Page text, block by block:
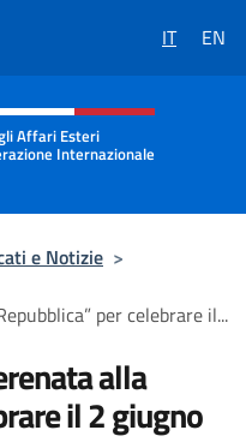
IT EN
e menù
Affari Esteri
Internazionale
e Notizie >
per celebrare il...
alla
il 2 giugno